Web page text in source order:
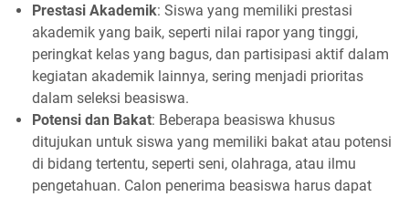
Prestasi Akademik: Siswa yang memiliki prestasi
akademik yang baik, seperti nilai rapor yang tinggi,
peringkat kelas yang bagus, dan partisipasi aktif dalam
kegiatan akademik lainnya, sering menjadi prioritas
dalam seleksi beasiswa.
Potensi dan Bakat: Beberapa beasiswa khusus
ditujukan untuk siswa yang memiliki bakat atau potensi
di bidang tertentu, seperti seni, olahraga, atau ilmu
pengetahuan. Calon penerima beasiswa harus dapat